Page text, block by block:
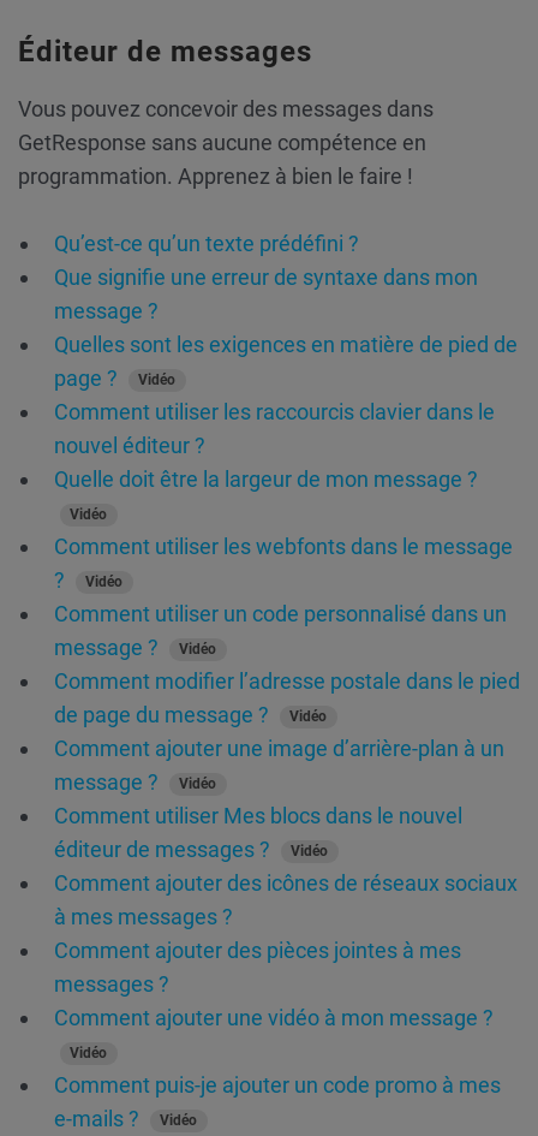
Éditeur de messages
Vous pouvez concevoir des messages dans
GetResponse sans aucune compétence en
programmation. Apprenez à bien le faire !
Qu’est-ce qu’un texte prédéfini ?
Que signifie une erreur de syntaxe dans mon
message ?
Quelles sont les exigences en matière de pied de
page ?
Vidéo
Comment utiliser les raccourcis clavier dans le
nouvel éditeur ?
Quelle doit être la largeur de mon message ?
Vidéo
Comment utiliser les webfonts dans le message
?
Vidéo
Comment utiliser un code personnalisé dans un
message ?
Vidéo
Comment modifier l’adresse postale dans le pied
de page du message ?
Vidéo
Comment ajouter une image d’arrière-plan à un
message ?
Vidéo
Comment utiliser Mes blocs dans le nouvel
éditeur de messages ?
Vidéo
Comment ajouter des icônes de réseaux sociaux
à mes messages ?
Comment ajouter des pièces jointes à mes
messages ?
Comment ajouter une vidéo à mon message ?
Vidéo
Comment puis-je ajouter un code promo à mes
e-mails ?
Vidéo